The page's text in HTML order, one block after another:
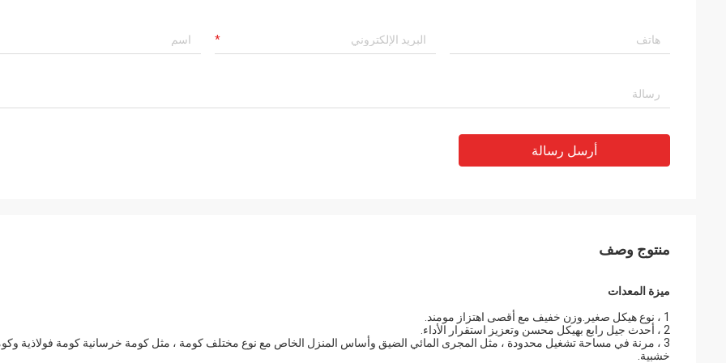
أرسل رسالة
منتوج وصف
ميزة المعدات
1 ، نوع هيكل صغير.وزن خفيف مع أقصى اهتزاز مومند.
2 ، أحدث جيل رابع بهيكل محسن وتعزيز استقرار الأداء.
3 ، مرنة في مساحة تشغيل محدودة ، مثل المجرى المائي الضيق وأساس المنزل الخاص مع نوع مختلف كومة ، مثل كومة خرسانية كومة فولاذية
خشبية.